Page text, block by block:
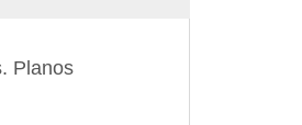
Planos